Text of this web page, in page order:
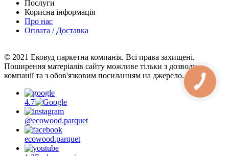
Послуги
Корисна інформація
Про нас
Оплата / Доставка
© 2021 Ековуд паркетна компанія. Всі права захищені.
Поширення матеріалів сайту можливе тільки з дозволу
компанії та з обов'язковим посиланням на джерело.
4.7
@ecowood.parquet
ecowood.parquet